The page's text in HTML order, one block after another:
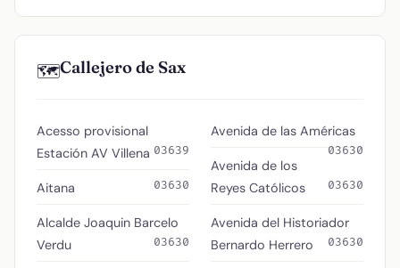
🗺️Callejero de Sax
Acesso provisional
Estación AV Villena 03639
Aitana 03630
Alcalde Joaquin Barcelo
Verdu
03630
Avenida de las Américas
03630
Avenida de los
Reyes Católicos
03630
Avenida del Historiador
Bernardo Herrero
03630